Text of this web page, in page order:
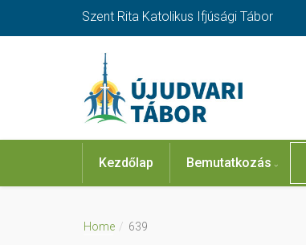
Szent Rita Katolikus Ifjúsági Tábor
Kezdőlap Bemutatkozás
Home 639